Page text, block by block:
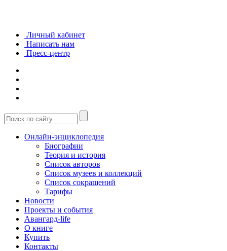
Личный кабинет
Написать нам
Пресс-центр
Онлайн-энциклопедия
Биографии
Теория и история
Список авторов
Список музеев и коллекций
Список сокращений
Тарифы
Новости
Проекты и события
Авангард-life
О книге
Купить
Контакты